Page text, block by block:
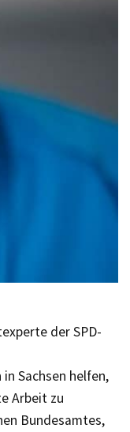
der SPD-
Sachsen helfen,
Arbeit zu
Bundesamtes,